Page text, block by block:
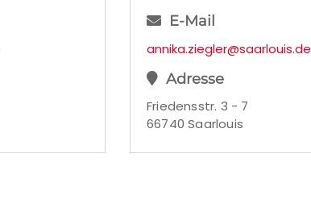
E-Mail
annika.ziegler@saarlouis.de
Adresse
Friedensstr. 3 - 7
66740 Saarlouis